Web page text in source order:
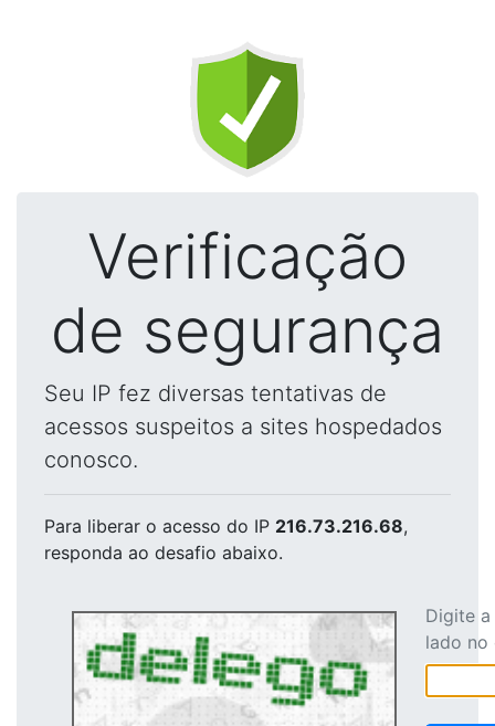
Verificação
de segurança
Seu IP fez diversas tentativas de
acessos suspeitos a sites hospedados
conosco.
Para liberar o acesso do IP 216.73.216.68,
responda ao desafio abaixo.
Digite
lado no